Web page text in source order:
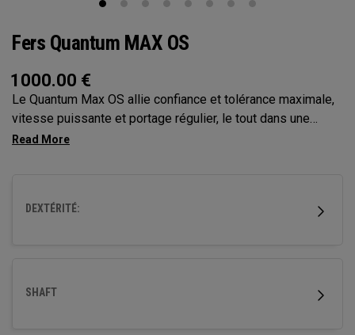
Fers Quantum MAX OS
1000.00 €
Le Quantum Max OS allie confiance et tolérance maximale,
vitesse puissante et portage régulier, le tout dans une
forme surdimensionnée conçue pour aider les golfeurs à
DEXTÉRITÉ:
SHAFT